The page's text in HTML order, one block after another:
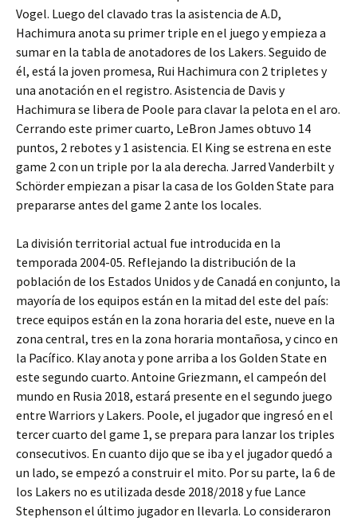
Vogel. Luego del clavado tras la asistencia de A.D,
Hachimura anota su primer triple en el juego y empieza a
sumar en la tabla de anotadores de los Lakers. Seguido de
él, está la joven promesa, Rui Hachimura con 2 tripletes y
una anotación en el registro. Asistencia de Davis y
Hachimura se libera de Poole para clavar la pelota en el aro.
Cerrando este primer cuarto, LeBron James obtuvo 14
puntos, 2 rebotes y 1 asistencia. El King se estrena en este
game 2 con un triple por la ala derecha. Jarred Vanderbilt y
Schörder empiezan a pisar la casa de los Golden State para
prepararse antes del game 2 ante los locales.
La división territorial actual fue introducida en la
temporada 2004-05. Reflejando la distribución de la
población de los Estados Unidos y de Canadá en conjunto, la
mayoría de los equipos están en la mitad del este del país:
trece equipos están en la zona horaria del este, nueve en la
zona central, tres en la zona horaria montañosa, y cinco en
la Pacífico. Klay anota y pone arriba a los Golden State en
este segundo cuarto. Antoine Griezmann, el campeón del
mundo en Rusia 2018, estará presente en el segundo juego
entre Warriors y Lakers. Poole, el jugador que ingresó en el
tercer cuarto del game 1, se prepara para lanzar los triples
consecutivos. En cuanto dijo que se iba y el jugador quedó a
un lado, se empezó a construir el mito. Por su parte, la 6 de
los Lakers no es utilizada desde 2018/2018 y fue Lance
Stephenson el último jugador en llevarla. Lo consideraron